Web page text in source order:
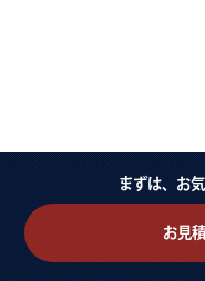
まずは、お
お見